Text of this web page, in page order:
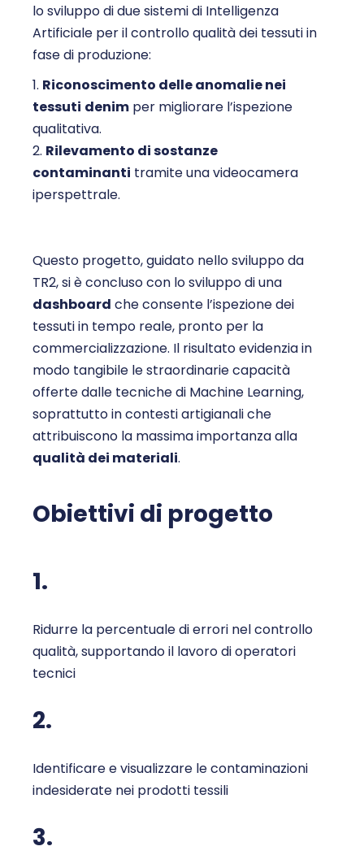
lo sviluppo di due sistemi di Intelligenza
Artificiale per il controllo qualità dei tessuti in
fase di produzione:
Riconoscimento delle anomalie nei
tessuti denim per migliorare l’ispezione
qualitativa.
Rilevamento di sostanze
contaminanti tramite una videocamera
iperspettrale.
Questo progetto, guidato nello sviluppo da
TR2, si è concluso con lo sviluppo di una
dashboard che consente l’ispezione dei
tessuti in tempo reale, pronto per la
commercializzazione. Il risultato evidenzia in
modo tangibile le straordinarie capacità
offerte dalle tecniche di Machine Learning,
soprattutto in contesti artigianali che
attribuiscono la massima importanza alla
qualità dei materiali.
Obiettivi di progetto
1.
Ridurre la percentuale di errori nel controllo
qualità, supportando il lavoro di operatori
tecnici
2.
Identificare e visualizzare le contaminazioni
indesiderate nei prodotti tessili
3.